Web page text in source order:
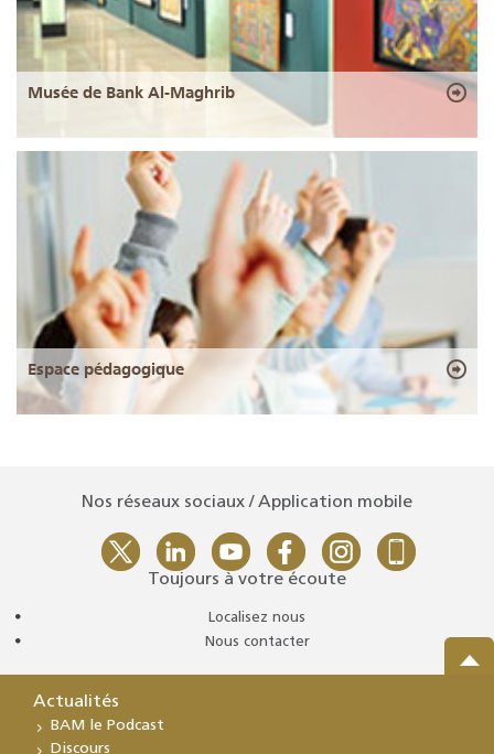
Musée de Bank Al-Maghrib
Espace pédagogique
Nos réseaux sociaux / Application mobile
Toujours à votre écoute
Localisez nous
Nous contacter
Actualités
BAM le Podcast
Discours